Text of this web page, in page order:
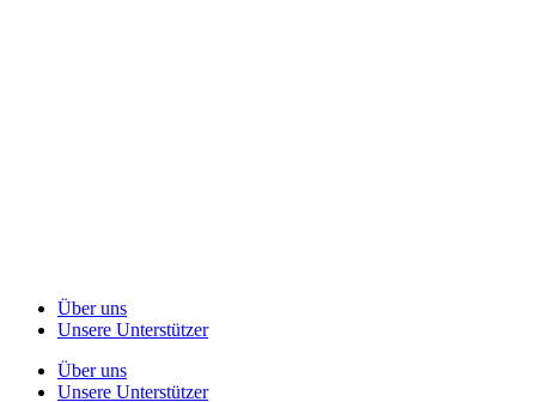
Über uns
Unsere Unterstützer
Über uns
Unsere Unterstützer